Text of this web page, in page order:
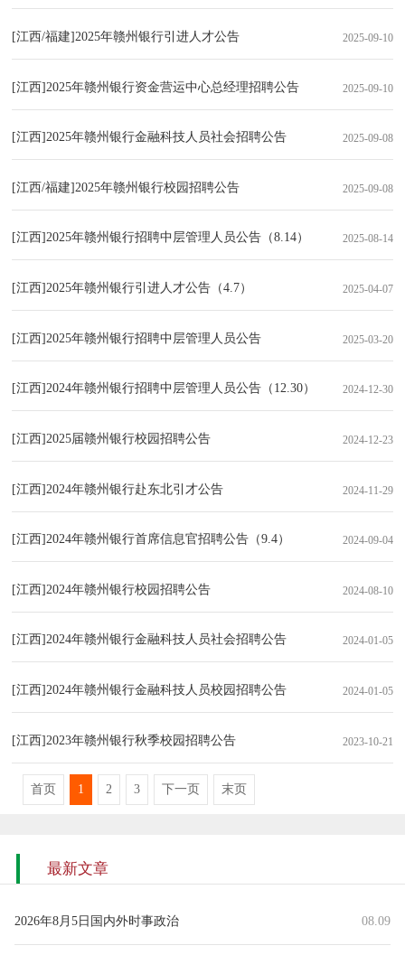
[江西/福建]2025年赣州银行引进人才公告 2025-09-10
[江西]2025年赣州银行资金营运中心总经理招聘公告 2025-09-10
[江西]2025年赣州银行金融科技人员社会招聘公告 2025-09-08
[江西/福建]2025年赣州银行校园招聘公告 2025-09-08
[江西]2025年赣州银行招聘中层管理人员公告（8.14） 2025-08-14
[江西]2025年赣州银行引进人才公告（4.7） 2025-04-07
[江西]2025年赣州银行招聘中层管理人员公告 2025-03-20
[江西]2024年赣州银行招聘中层管理人员公告（12.30） 2024-12-30
[江西]2025届赣州银行校园招聘公告 2024-12-23
[江西]2024年赣州银行赴东北引才公告 2024-11-29
[江西]2024年赣州银行首席信息官招聘公告（9.4） 2024-09-04
[江西]2024年赣州银行校园招聘公告 2024-08-10
[江西]2024年赣州银行金融科技人员社会招聘公告 2024-01-05
[江西]2024年赣州银行金融科技人员校园招聘公告 2024-01-05
[江西]2023年赣州银行秋季校园招聘公告 2023-10-21
首页 1 2 3 下一页 末页
最新文章
2026年8月5日国内外时事政治 08.09